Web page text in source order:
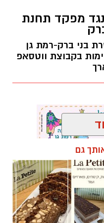
חוויית משחק
ראש העיר,
מנכ״ל רשות הספורט
השינוי המתבצע
תגדל כמות המקומות ביציעים על הפרקט בכ-200
מפקד תחנת
בני ברק-רמת גן
בקבוצת ווטסאפ
רמת גן
גם